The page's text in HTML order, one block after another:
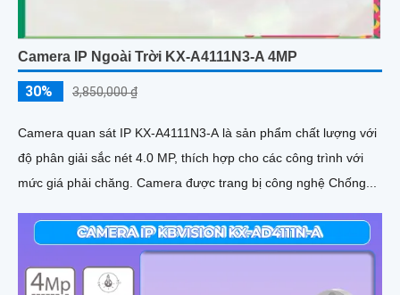
Camera IP Ngoài Trời KX-A4111N3-A 4MP
30% 3,850,000 ₫
Camera quan sát IP KX-A4111N3-A là sản phẩm chất lượng với
độ phân giải sắc nét 4.0 MP, thích hợp cho các công trình với
mức giá phải chăng. Camera được trang bị công nghệ Chống...